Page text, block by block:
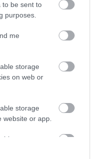
to be sent to
purposes.
me
storage
on web or
storage
website or app.
storage
μεταξύ των
παιδικά και
σπίτι και κήπος.
τη δυνατότητα
άμεσα για
το eshop
τη μέρα και
eshop διαθέτει
και online